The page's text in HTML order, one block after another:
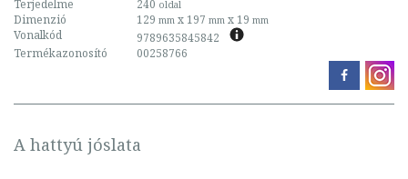
Terjedelme 240 oldal
Dimenzió 129 mm x 197 mm x 19 mm
Vonalkód
9789635845842
Termékazonosító
00258766
A hattyú jóslata